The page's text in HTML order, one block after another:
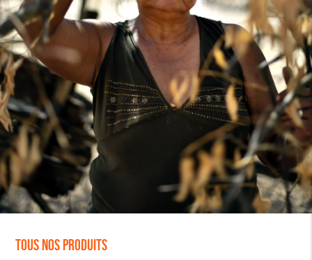
Tous nos produits